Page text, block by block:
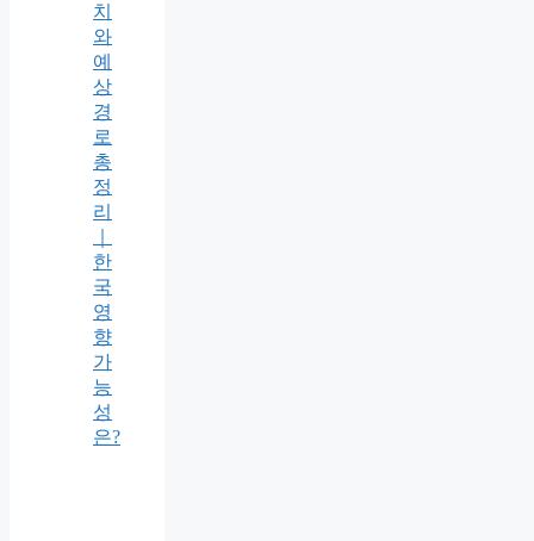
치
와
예
상
경
로
총
정
리
한
국
영
향
가
능
성
은?